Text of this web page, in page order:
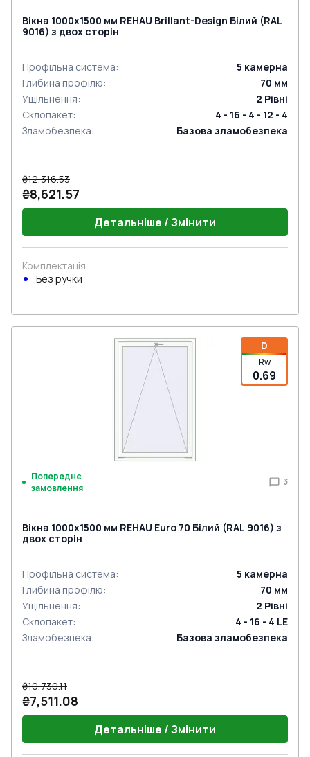
Вікна 1000x1500 мм REHAU Brillant-Design Білий (RAL
9016) з двох сторін
Профільна система: 5 камерна
Глибина профілю: 70 мм
Ущільнення: 2 Рівні
Склопакет:
4 - 16 - 4 - 12 - 4
Зламобезпека: Базова зламобезпека
₴12,316.53
₴8,621.57
Детальніше / Змінити
Комплектація
Без ручки
D
Rw
0.69
Попереднє
замовлення
3
Вікна 1000x1500 мм REHAU Euro 70 Білий (RAL 9016) з
двох сторін
Профільна система: 5 камерна
Глибина профілю: 70 мм
Ущільнення: 2 Рівні
Склопакет:
4 - 16 - 4 LE
Зламобезпека: Базова зламобезпека
₴10,730.11
₴7,511.08
Детальніше / Змінити